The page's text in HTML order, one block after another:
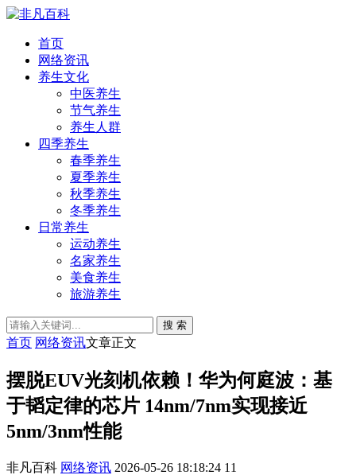
首页
网络资讯
养生文化
中医养生
节气养生
养生人群
四季养生
春季养生
夏季养生
秋季养生
冬季养生
日常养生
运动养生
名家养生
美食养生
旅游养生
搜 索
首页 网络资讯文章正文
摆脱EUV光刻机依赖！华为何庭波：基
于韬定律的芯片 14nm/7nm实现接近
5nm/3nm性能
非凡百科 网络资讯 2026-05-26 18:18:24 11